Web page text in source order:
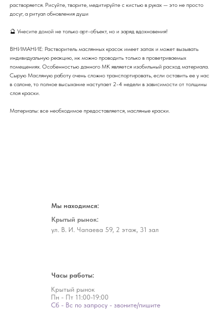
растворяется. Рисуйте, творите, медитируйте с кистью в руках — это не просто
досуг, а ритуал обновления души
🔮 Унесите домой не только арт-объект, но и заряд вдохновения!
ВНИМАНИЕ: Растворитель маслянных красок имеет запах и может вызывать
индивидуальную реакцию, мк можно проводить только в проветриваемых
помещениях. Особенностью данного МК является изобильный расход материала.
Сырую Масляную работу очень сложно транспортировать, если оставить ее у нас
в салоне, то полное высыхание наступает 2-4 недели в зависимости от толщины
слоя краски.
Материалы: все необходимое предоставляется, масляные краски.
Крытый рынок:
ул. В. И. Чапаева 59, 2 этаж, 31 зал
Мы находимся:
Крытый рынок
Пн - Пт 11:00-19:00
Сб - Вс по запросу - звоните/пишите
Часы работы: